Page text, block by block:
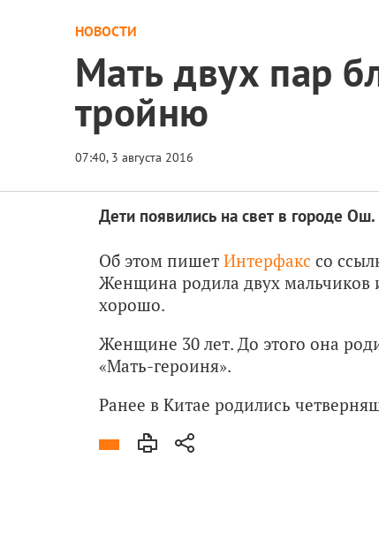
НОВОСТИ
Мать двух пар
тройню
Дети появились на свет в городе Ош.
Об этом пишет Интерфакс со
Женщина родила двух мальчиков
хорошо.
Женщине 30 лет. До этого она
«Мать-героиня».
Ранее в Китае родились